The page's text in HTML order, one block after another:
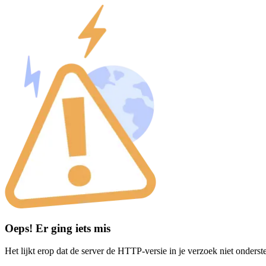
Oeps! Er ging iets mis
Het lijkt erop dat de server de HTTP-versie in je verzoek niet